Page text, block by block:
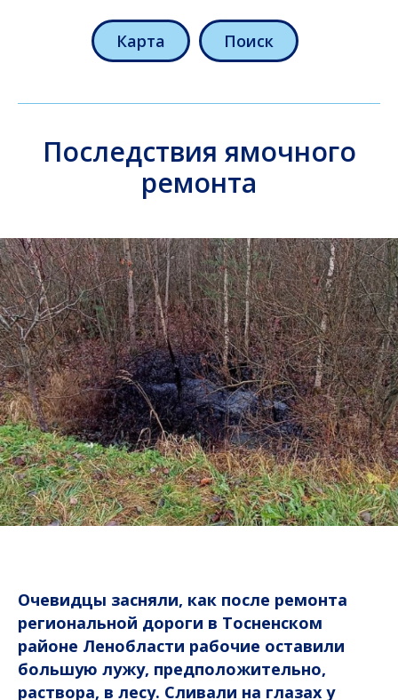
Карта Поиск
Последствия ямочного
ремонта
Очевидцы засняли, как после ремонта
региональной дороги в Тосненском
районе Ленобласти рабочие оставили
большую лужу, предположительно,
раствора, в лесу. Сливали на глазах у